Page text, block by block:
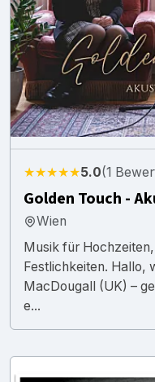
★★★★★5.0(1
Golden Touch -
Wien
Musik für
Festlichkeiten. Hallo,
MacDougall (UK) –
e...